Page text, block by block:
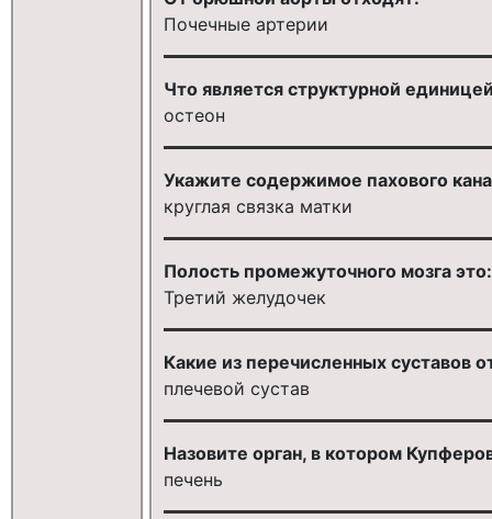
Почечные артерии
Что является структурной
остеон
Укажите содержимое пахового
круглая связка матки
Полость промежуточного мозга это:
Третий желудочек
Какие из перечисленных суставов
плечевой сустав
Назовите орган, в котором
печень